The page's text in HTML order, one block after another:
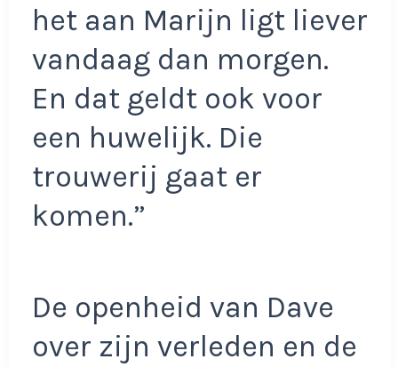
het aan Marijn ligt liever
vandaag dan morgen.
En dat geldt ook voor
een huwelijk. Die
trouwerij gaat er
komen.”
De openheid van Dave
over zijn verleden en de